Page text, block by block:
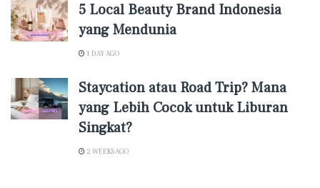
5 Local Beauty Brand Indonesia
yang Mendunia
1 DAY AGO
Staycation atau Road Trip? Mana
yang Lebih Cocok untuk Liburan
Singkat?
2 WEEKS AGO